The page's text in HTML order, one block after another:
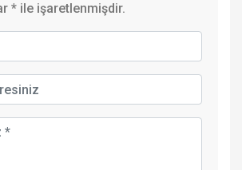
* ile işaretlenmişdir.